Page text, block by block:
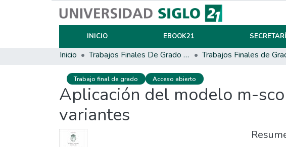
INICIO EBOOK21
Inicio Trabajos Finales De Grado Y Posgrado Trabajos Finales de
Trabajo final de grado Acceso abierto
Aplicación del modelo m-
variantes